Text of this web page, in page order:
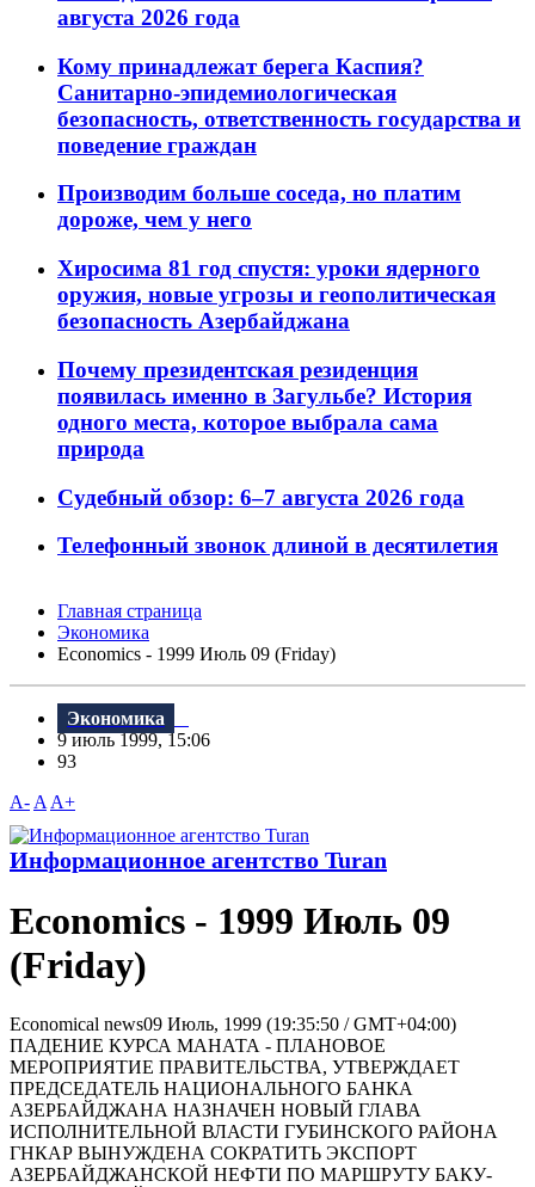
августа 2026 года
Кому принадлежат берега Каспия?
Санитарно-эпидемиологическая
безопасность, ответственность государства и
поведение граждан
Производим больше соседа, но платим
дороже, чем у него
Хиросима 81 год спустя: уроки ядерного
оружия, новые угрозы и геополитическая
безопасность Азербайджана
Почему президентская резиденция
появилась именно в Загульбе? История
одного места, которое выбрала сама
природа
Судебный обзор: 6–7 августа 2026 года
Телефонный звонок длиной в десятилетия
Главная страница
Экономика
Economics - 1999 Июль 09 (Friday)
Экономика
9 июль 1999, 15:06
93
A- A A+
Информационное агентство Turan
Economics - 1999 Июль 09
(Friday)
Economical news09 Июль, 1999 (19:35:50 / GMT+04:00)
ПАДЕНИЕ КУРСА МАНАТА - ПЛАНОВОЕ
МЕРОПРИЯТИЕ ПРАВИТЕЛЬСТВА, УТВЕРЖДАЕТ
ПРЕДСЕДАТЕЛЬ НАЦИОНАЛЬНОГО БАНКА
АЗЕРБАЙДЖАНА НАЗНАЧЕН НОВЫЙ ГЛАВА
ИСПОЛНИТЕЛЬНОЙ ВЛАСТИ ГУБИНСКОГО РАЙОНА
ГНКАР ВЫНУЖДЕНА СОКРАТИТЬ ЭКСПОРТ
АЗЕРБАЙДЖАНСКОЙ НЕФТИ ПО МАРШРУТУ БАКУ-